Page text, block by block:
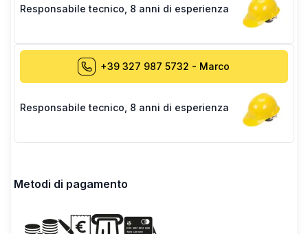
Responsabile tecnico 8 anni di esperienza
+39 327 987 5732 - Marco
Responsabile tecnico 8 anni di esperienza
Metodi di pagamento